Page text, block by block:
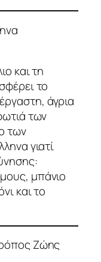
και τη
το
άγρια
των
των
γιατί
μπάνιο
και το
Ζώης